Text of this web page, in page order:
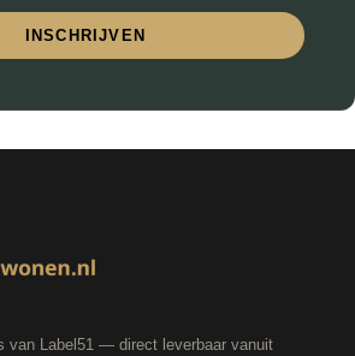
INSCHRIJVEN
van Label51 — direct leverbaar vanuit